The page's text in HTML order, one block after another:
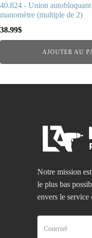
40.824 - Union
manomètre (multiple de 2)
38.99$
AJOUTER AU
Notre mission
le plus bas
envers le service